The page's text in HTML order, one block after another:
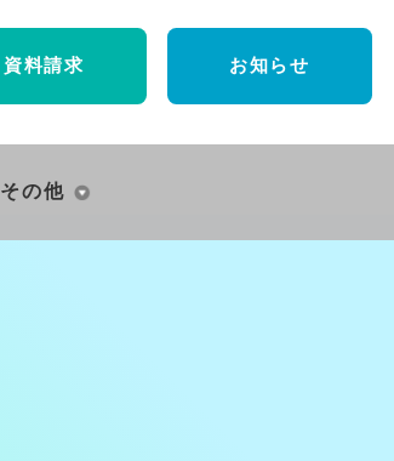
資料請求 お知らせ
その他